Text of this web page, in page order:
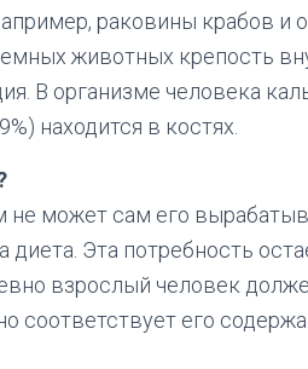
раковины крабов и
животных крепость
В организме человека
находится в костях.
не может сам его
Эта потребность
взрослый человек
соответствует его